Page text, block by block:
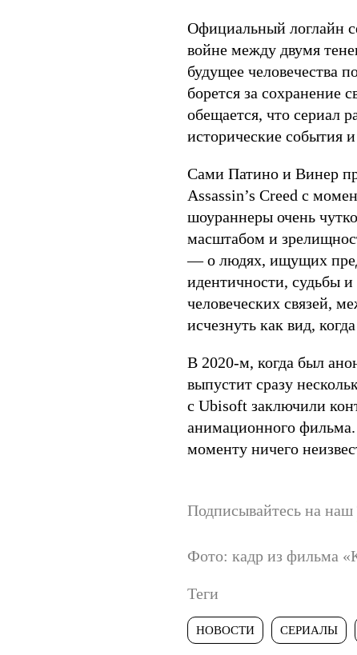
Официальный логлайн
войне между двумя
будущее человечества
борется за сохранение
обещается, что сериал
исторические события
Сами Патино и Винер
Assassin’s Creed с
шоураннеры очень
масштабом и
— о людях, ищущих
идентичности, судьбы
человеческих связей,
исчезнуть как вид,
В 2020-м, когда был
выпустит сразу
с Ubisoft заключили
анимационного
моменту ничего
Подписывайтесь на наш
Фото: кадр из фильма
Теги
НОВОСТИ СЕРИАЛЫ